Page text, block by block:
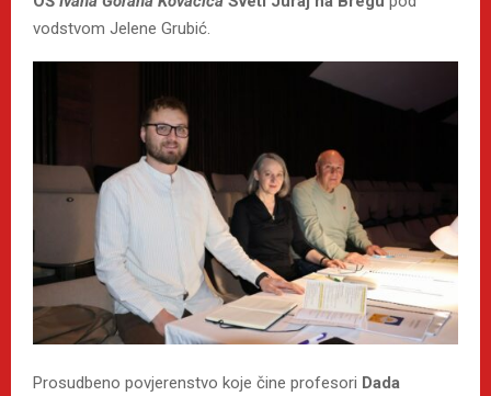
vodstvom Jelene Grubić.
Prosudbeno povjerenstvo koje čine profesori Dada